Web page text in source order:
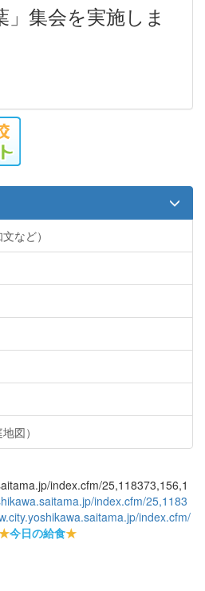
」集会を実施しま
など）
図）
index.cfm/25,118373,156,1
index.cfm/25,1183
index.cfm/
今日の給食★